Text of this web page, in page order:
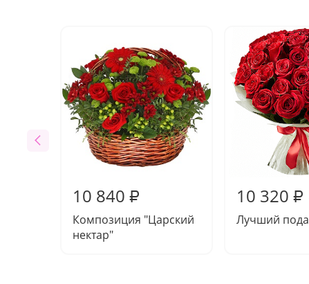
10 840 ₽
Композиция "Царский
нектар"
10 320 ₽
Лучший